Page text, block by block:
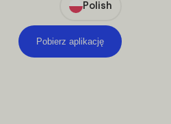
Polish
Pobierz aplikację